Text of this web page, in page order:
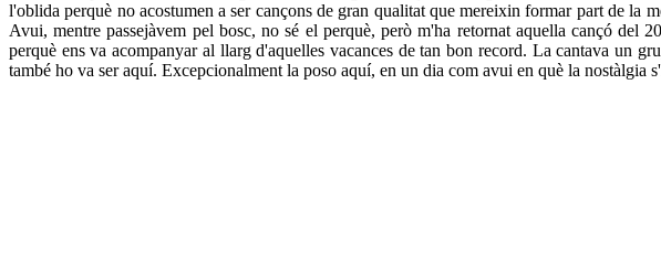
l'oblida perquè no acostumen a ser cançons de gran qualitat que mereixin formar part de la
Avui, mentre passejàvem pel bosc, no sé el perquè, però m'ha retornat aquella cançó del
perquè ens va acompanyar al llarg d'aquelles vacances de tan bon record. La cantava un
també ho va ser aquí. Excepcionalment la poso aquí, en un dia com avui en què la nostàlgia